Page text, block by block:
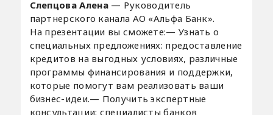
Слепцова Алена— Руководитель
партнерского канала АО «Альфа Банк».
На презентации вы сможете:— Узнать о
специальных предложениях: предоставление
кредитов на выгодных условиях, различные
программы финансирования и поддержки,
которые помогут вам реализовать ваши
бизнес-идеи.— Получить экспертные
консультации: специалисты банков